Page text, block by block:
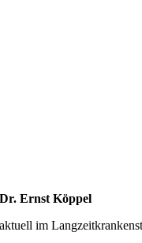
Dr. Ernst Köppel
aktuell im